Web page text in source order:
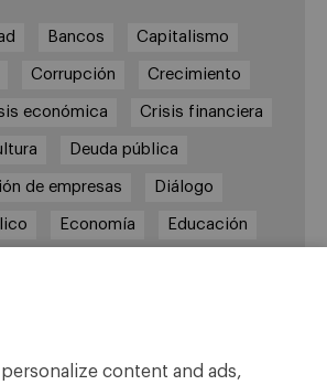
content and ads,
Bancos Capitalismo
Corrupción Crecimiento
económica Crisis financiera
Deuda pública
de empresas Diálogo
Economía Educación
Recesión Recuperación